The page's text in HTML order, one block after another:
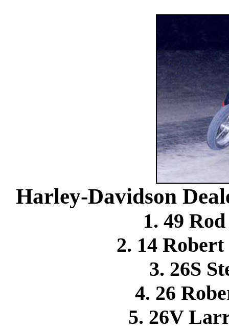
Harley-Davidson
1. 49
2. 14
3. 26S
4. 26
5. 26V